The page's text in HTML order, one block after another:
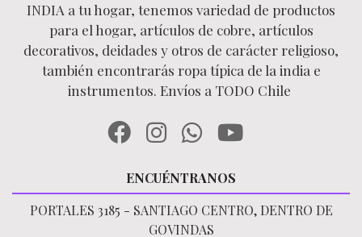
INDIA a tu hogar, tenemos variedad de productos
para el hogar, artículos de cobre, artículos
decorativos, deidades y otros de carácter religioso,
también encontrarás ropa típica de la india e
instrumentos. Envíos a TODO Chile
ENCUÉNTRANOS
PORTALES 3185 - SANTIAGO CENTRO, DENTRO DE
GOVINDAS